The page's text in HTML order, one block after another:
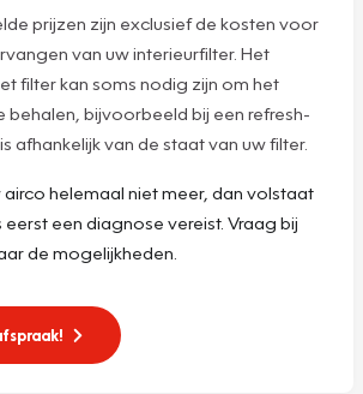
prijzen zijn exclusief de kosten voor
van uw interieurfilter. Het
filter kan soms nodig zijn om het
behalen, bijvoorbeeld bij een refresh-
afhankelijk van de staat van uw filter.
airco helemaal niet meer, dan volstaat
eerst een diagnose vereist. Vraag bij
de mogelijkheden.